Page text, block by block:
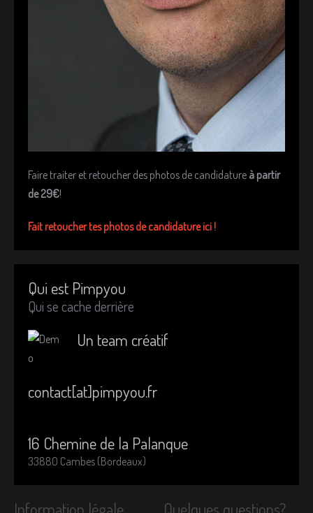
Faire traiter et retoucher des photos de candidature à partir
de 29€!
Fait retoucher tes photos de candidature ici !
Qui est Pimpyou
Qui se cache derrière
Un team créatif
contact[at]pimpyou.fr
16 Chemine de la Palanque
33880 Cambes (Bordeaux)
Information légale Quelques questions?